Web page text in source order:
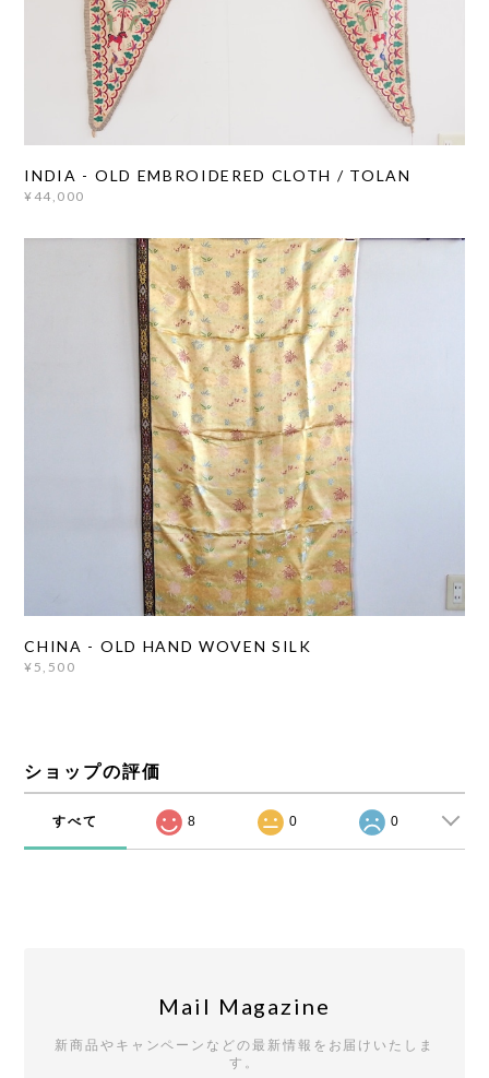
INDIA - OLD EMBROIDERED CLOTH / TOLAN
¥44,000
CHINA - OLD HAND WOVEN SILK
¥5,500
ショップの評価
すべて 8 0 0
Mail Magazine
新商品やキャンペーンなどの最新情報をお届けいたしま
す。